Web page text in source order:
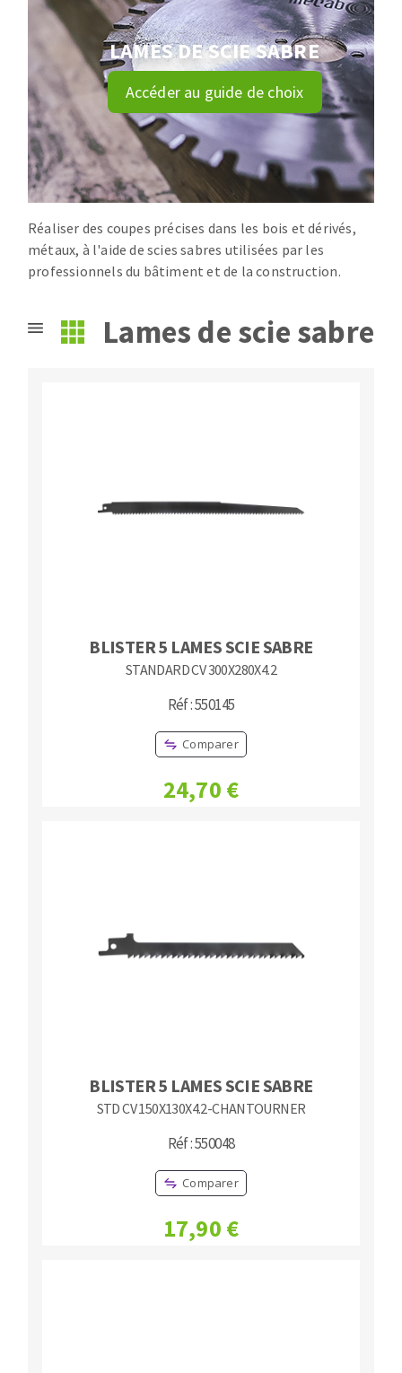
Disques fibre
Roues à lamelles
Meules sur tige
Brosses
Meules de tourets
Feutres à polir
Bandes sans fin
Rouleaux d'atelier
NETTOYAGE
Aspirateurs
MACHINES POUR LE TRAVAIL DU MÉTAL
Tronçonneuses
Perceuses
Perceuses magnétiques
Forets métaux
LAMES DE SCIE SABRE
Accéder au guide de choix
Réaliser des coupes précises dans les bois et dérivés,
métaux, à l'aide de scies sabres utilisées par les
professionnels du bâtiment et de la construction.
Lames de scie sabre
BLISTER 5 LAMES SCIE SABRE
STANDARD CV 300X280X4.2
Réf : 550145
Comparer
24,70 €
BLISTER 5 LAMES SCIE SABRE
STD CV 150X130X4.2-CHANTOURNER
Réf : 550048
Comparer
17,90 €